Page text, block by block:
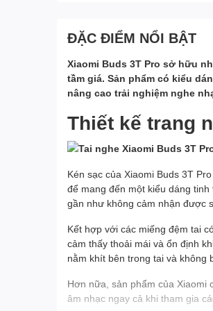
ĐẶC ĐIỂM NỔI BẬT
Xiaomi Buds 3T Pro sở hữu
tầm giá. Sản phẩm có kiểu
nâng cao trải nghiệm nghe
Thiết kế trang
Kén sạc của Xiaomi Buds 3T
để mang đến một kiểu dáng
gần như không cảm nhận được
Kết hợp với các miếng đệm tai
cảm thấy thoải mái và ổn định
nằm khít bên trong tai và không
Hơn nữa, sản phẩm của Xiaomi
âm nhạc ngay cả khi tham gia